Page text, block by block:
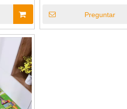
Preguntar